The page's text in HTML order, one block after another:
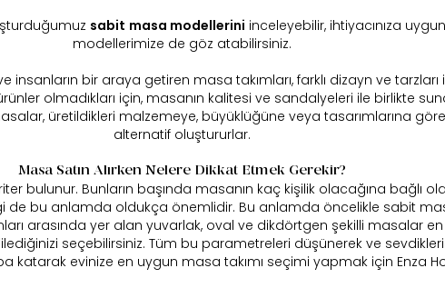
sabit masa modellerini inceleyebilir, ihtiyacınıza uygun
modellerimize de göz atabilirsiniz.
bir araya getiren masa takımları, farklı dizayn ve tarzları
olmadıkları için, masanın kalitesi ve sandalyeleri ile birlikte
üretildikleri malzemeye, büyüklüğüne veya tasarımlarına göre
alternatif oluştururlar.
Masa Satın Alırken Nelere Dikkat Etmek Gerekir?
bulunur. Bunların başında masanın kaç kişilik olacağına bağlı
de bu anlamda oldukça önemlidir. Bu anlamda öncelikle sabit
arasında yer alan yuvarlak, oval ve dikdörtgen şekilli masalar
seçebilirsiniz. Tüm bu parametreleri düşünerek ve
katarak evinize en uygun masa takımı seçimi yapmak için Enza